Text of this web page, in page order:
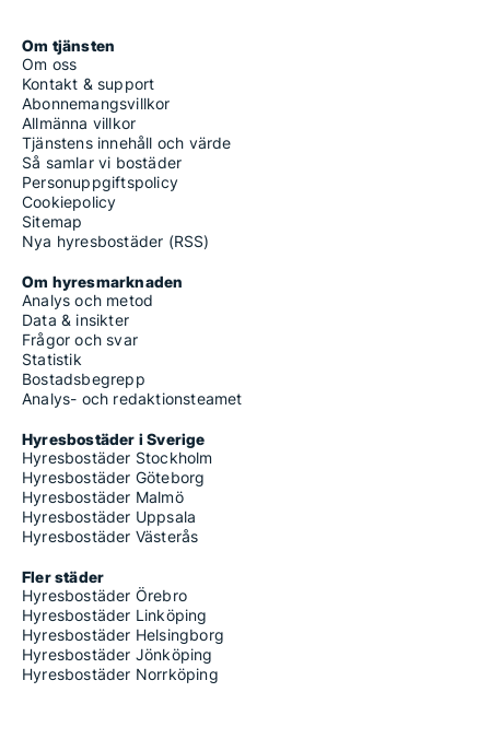
Om tjänsten
Om oss
Kontakt & support
Abonnemangsvillkor
Allmänna villkor
Tjänstens innehåll och värde
Så samlar vi bostäder
Personuppgiftspolicy
Cookiepolicy
Sitemap
Nya hyresbostäder (RSS)
Om hyresmarknaden
Analys och metod
Data & insikter
Frågor och svar
Statistik
Bostadsbegrepp
Analys- och redaktionsteamet
Hyresbostäder i Sverige
Hyresbostäder Stockholm
Hyresbostäder Göteborg
Hyresbostäder Malmö
Hyresbostäder Uppsala
Hyresbostäder Västerås
Fler städer
Hyresbostäder Örebro
Hyresbostäder Linköping
Hyresbostäder Helsingborg
Hyresbostäder Jönköping
Hyresbostäder Norrköping